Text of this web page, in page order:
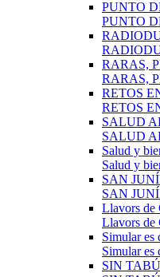
PUNTO
PUNTO
RARAS,
RARAS,
RETOS
RETOS
SALUD
SALUD
Salud y
Salud y
SAN
SAN
Llavors de
Llavors de
Simular es
Simular es
SIN